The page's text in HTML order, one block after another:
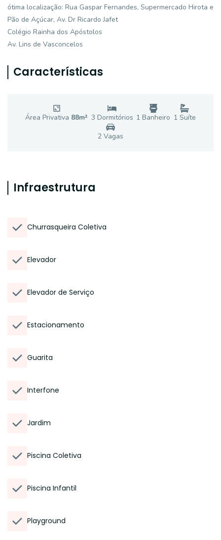
ótima localização: Rua Gaspar Fernandes, Supermercado Hirota e
Pão de Açúcar, Av. Dr Ricardo Jafet
Colégio Rainha dos Apóstolos
Av. Lins de Vasconcelos
Características
Área Privativa 88m² 3 Dormitórios 1 Banheiro 1 Suíte
2 Vagas
Infraestrutura
Churrasqueira Coletiva
Elevador
Elevador de Serviço
Estacionamento
Guarita
Interfone
Jardim
Piscina Coletiva
Piscina Infantil
Playground